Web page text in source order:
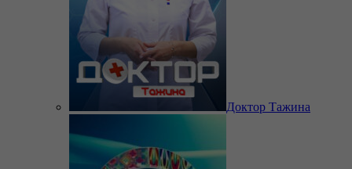
Доктор Тажина